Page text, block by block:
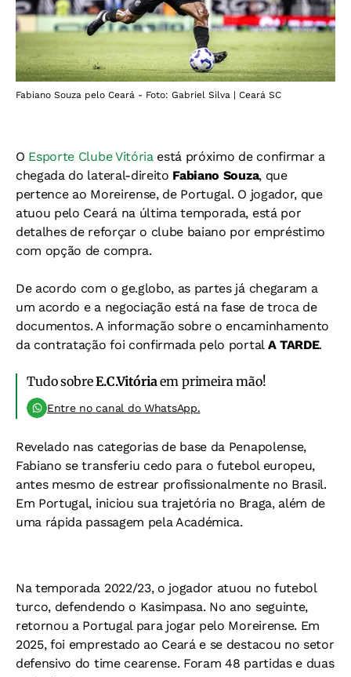
Fabiano Souza pelo Ceará - Foto: Gabriel Silva | Ceará SC
O Esporte Clube Vitória está próximo de confirmar a
chegada do lateral-direito Fabiano Souza, que
pertence ao Moreirense, de Portugal. O jogador, que
atuou pelo Ceará na última temporada, está por
detalhes de reforçar o clube baiano por empréstimo
com opção de compra.
De acordo com o ge.globo, as partes já chegaram a
um acordo e a negociação está na fase de troca de
documentos. A informação sobre o encaminhamento
da contratação foi confirmada pelo portal A TARDE.
Tudo sobreE.C.Vitória em primeira mão!
Entre no canal do WhatsApp.
Revelado nas categorias de base da Penapolense,
Fabiano se transferiu cedo para o futebol europeu,
antes mesmo de estrear profissionalmente no Brasil.
Em Portugal, iniciou sua trajetória no Braga, além de
uma rápida passagem pela Académica.
Na temporada 2022/23, o jogador atuou no futebol
turco, defendendo o Kasimpasa. No ano seguinte,
retornou a Portugal para jogar pelo Moreirense. Em
2025, foi emprestado ao Ceará e se destacou no setor
defensivo do time cearense. Foram 48 partidas e duas